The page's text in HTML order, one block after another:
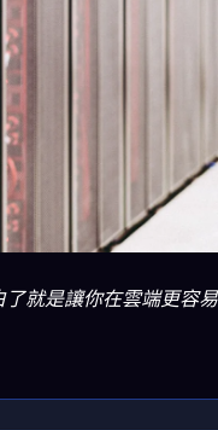
就是讓你在雲端更容